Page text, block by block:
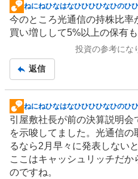
掲
示
板
ねにねひなはなひひひひなひのひひ
今のところ光通信の持株比
買い増しして5%以上の保有も
投資の参考にな
返信
掲
示
板
記
事
ねにねひなはなひひひひなひのひひ
引屋敷社長が前の決算説明
を示唆してました。光通信
るなら2月早々に発表しないと
ここはキャッシュリッチだ
のですね。